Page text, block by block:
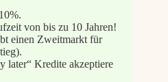
von bis zu 10 Jahren!
einen Zweitmarkt für
later“ Kredite akzeptiere